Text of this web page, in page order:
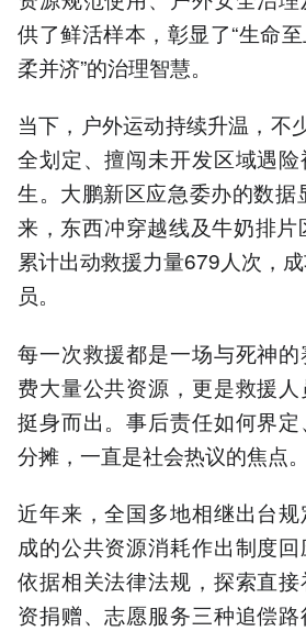
供了鲜活样本，彰显了“生命
柔并济”的治理智慧。
当下，户外运动持续升温，不
全划定、擅闯未开发区域遇
生。大鹏新区应急委办的数据
来，东西冲穿越线及牛奶排片
累计出动救援力量679人次，
员。
每一次救援都是一场与死神
费大量公共资源，更是救援
挺身而出。事后责任如何界
分摊，一直是社会热议的焦点。
近年来，全国多地相继出台
成的公共资源消耗作出制度
依据相关法律法规，探索直
资捐赠、志愿服务三种追偿